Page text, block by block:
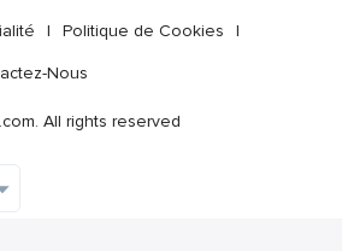
| Politique de Cookies |
Nous
All rights reserved